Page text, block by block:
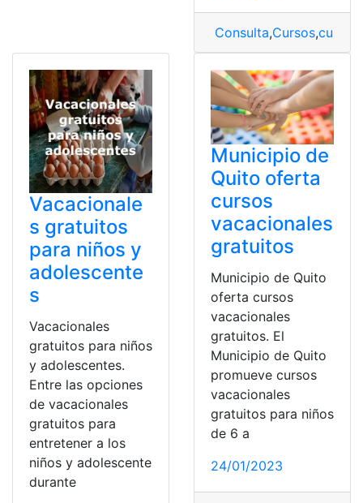
Consulta,Cursos,cursos
Vacacionale
s gratuitos
para niños y
adolescente
s
Vacacionales
gratuitos para niños
y adolescentes.
Entre las opciones
de vacacionales
gratuitos para
entretener a los
niños y adolescente
durante
Municipio de
Quito oferta
cursos
vacacionales
gratuitos
Municipio de Quito
oferta cursos
vacacionales
gratuitos. El
Municipio de Quito
promueve cursos
vacacionales
gratuitos para niños
de 6 a
24/01/2023